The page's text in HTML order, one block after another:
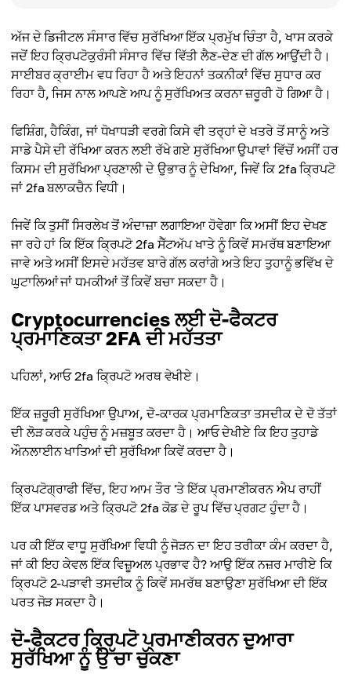
ਅੱਜ ਦੇ ਡਿਜੀਟਲ ਸੰਸਾਰ ਵਿੱਚ ਸੁਰੱਖਿਆ ਇੱਕ ਪ੍ਰਮੁੱਖ ਚਿੰਤਾ ਹੈ, ਖਾਸ ਕਰਕੇ
ਜਦੋਂ ਇਹ ਕ੍ਰਿਪਟੋਕੁਰੰਸੀ ਸੰਸਾਰ ਵਿੱਚ ਵਿੱਤੀ ਲੈਣ-ਦੇਣ ਦੀ ਗੱਲ ਆਉਂਦੀ ਹੈ।
ਸਾਈਬਰ ਕ੍ਰਾਈਮ ਵਧ ਰਿਹਾ ਹੈ ਅਤੇ ਇਹਨਾਂ ਤਕਨੀਕਾਂ ਵਿੱਚ ਸੁਧਾਰ ਕਰ
ਰਿਹਾ ਹੈ, ਜਿਸ ਨਾਲ ਆਪਣੇ ਆਪ ਨੂੰ ਸੁਰੱਖਿਅਤ ਕਰਨਾ ਜ਼ਰੂਰੀ ਹੋ ਗਿਆ ਹੈ।
ਫਿਸ਼ਿੰਗ, ਹੈਕਿੰਗ, ਜਾਂ ਧੋਖਾਧੜੀ ਵਰਗੇ ਕਿਸੇ ਵੀ ਤਰ੍ਹਾਂ ਦੇ ਖਤਰੇ ਤੋਂ ਸਾਨੂੰ ਅਤੇ
ਸਾਡੇ ਪੈਸੇ ਦੀ ਰੱਖਿਆ ਕਰਨ ਲਈ ਰੱਖੇ ਗਏ ਸੁਰੱਖਿਆ ਉਪਾਵਾਂ ਵਿੱਚੋਂ ਅਸੀਂ ਹਰ
ਕਿਸਮ ਦੀ ਸੁਰੱਖਿਆ ਪ੍ਰਣਾਲੀ ਦੇ ਉਭਾਰ ਨੂੰ ਦੇਖਿਆ, ਜਿਵੇਂ ਕਿ 2fa ਕ੍ਰਿਪਟੋ
ਜਾਂ 2fa ਬਲਾਕਚੈਨ ਵਿਧੀ।
ਜਿਵੇਂ ਕਿ ਤੁਸੀਂ ਸਿਰਲੇਖ ਤੋਂ ਅੰਦਾਜ਼ਾ ਲਗਾਇਆ ਹੋਵੇਗਾ ਕਿ ਅਸੀਂ ਇਹ ਦੇਖਣ
ਜਾ ਰਹੇ ਹਾਂ ਕਿ ਇੱਕ ਕ੍ਰਿਪਟੋ 2fa ਸੈੱਟਅੱਪ ਖਾਤੇ ਨੂੰ ਕਿਵੇਂ ਸਮਰੱਥ ਬਣਾਇਆ
ਜਾਵੇ ਅਤੇ ਅਸੀਂ ਇਸਦੇ ਮਹੱਤਵ ਬਾਰੇ ਗੱਲ ਕਰਾਂਗੇ ਅਤੇ ਇਹ ਤੁਹਾਨੂੰ ਭਵਿੱਖ ਦੇ
ਘੁਟਾਲਿਆਂ ਜਾਂ ਧਮਕੀਆਂ ਤੋਂ ਕਿਵੇਂ ਬਚਾ ਸਕਦਾ ਹੈ।
Сryptocurrencies ਲਈ ਦੋ-ਫੈਕਟਰ
ਪ੍ਰਮਾਣਿਕਤਾ 2FA ਦੀ ਮਹੱਤਤਾ
ਪਹਿਲਾਂ, ਆਓ 2fa ਕ੍ਰਿਪਟੋ ਅਰਥ ਵੇਖੀਏ।
ਇੱਕ ਜ਼ਰੂਰੀ ਸੁਰੱਖਿਆ ਉਪਾਅ, ਦੋ-ਕਾਰਕ ਪ੍ਰਮਾਣਿਕਤਾ ਤਸਦੀਕ ਦੇ ਦੋ ਤੱਤਾਂ
ਦੀ ਲੋੜ ਕਰਕੇ ਪਹੁੰਚ ਨੂੰ ਮਜ਼ਬੂਤ ਕਰਦਾ ਹੈ। ਆਓ ਦੇਖੀਏ ਕਿ ਇਹ ਤੁਹਾਡੇ
ਔਨਲਾਈਨ ਖਾਤਿਆਂ ਦੀ ਸੁਰੱਖਿਆ ਕਿਵੇਂ ਕਰਦਾ ਹੈ।
ਕ੍ਰਿਪਟੋਗ੍ਰਾਫੀ ਵਿੱਚ, ਇਹ ਆਮ ਤੌਰ 'ਤੇ ਇੱਕ ਪ੍ਰਮਾਣੀਕਰਨ ਐਪ ਰਾਹੀਂ
ਇੱਕ ਪਾਸਵਰਡ ਅਤੇ ਕ੍ਰਿਪਟੋ 2fa ਕੋਡ ਦੇ ਰੂਪ ਵਿੱਚ ਪ੍ਰਗਟ ਹੁੰਦਾ ਹੈ।
ਪਰ ਕੀ ਇੱਕ ਵਾਧੂ ਸੁਰੱਖਿਆ ਵਿਧੀ ਨੂੰ ਜੋੜਨ ਦਾ ਇਹ ਤਰੀਕਾ ਕੰਮ ਕਰਦਾ ਹੈ,
ਜਾਂ ਕੀ ਇਹ ਕੇਵਲ ਇੱਕ ਵਿਜ਼ੂਅਲ ਪ੍ਰਭਾਵ ਹੈ? ਆਉ ਇੱਕ ਨਜ਼ਰ ਮਾਰੀਏ ਕਿ
ਕ੍ਰਿਪਟੋ 2-ਪੜਾਵੀ ਤਸਦੀਕ ਨੂੰ ਕਿਵੇਂ ਸਮਰੱਥ ਬਣਾਉਣਾ ਸੁਰੱਖਿਆ ਦੀ ਇੱਕ
ਪਰਤ ਜੋੜ ਸਕਦਾ ਹੈ।
ਦੋ-ਫੈਕਟਰ ਕ੍ਰਿਪਟੋ ਪ੍ਰਮਾਣੀਕਰਨ ਦੁਆਰਾ
ਸੁਰੱਖਿਆ ਨੂੰ ਉੱਚਾ ਚੁੱਕਣਾ